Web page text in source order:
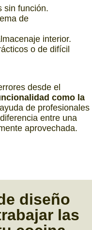
sin función.
de
interior.
o de difícil
desde el
como la
de profesionales
entre una
aprovechada.
diseño
las